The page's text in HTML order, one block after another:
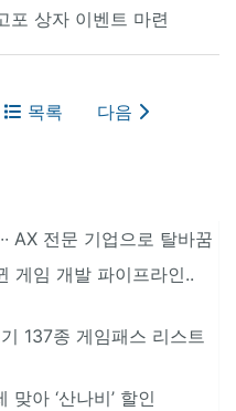
포 상자 이벤트 마련
목록 다음
AX 전문 기업으로 탈바꿈
게임 개발 파이프라인..
137종 게임패스 리스트
아 ‘산나비’ 할인